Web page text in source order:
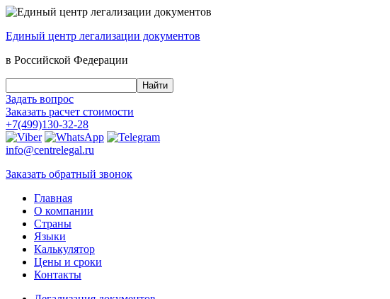
Единый центр легализации документов
в Российской Федерации
Задать вопрос
Заказать расчет стоимости
+7(499)130-32-28
info@centrelegal.ru
Заказать обратный звонок
Главная
О компании
Страны
Языки
Калькулятор
Цены и сроки
Контакты